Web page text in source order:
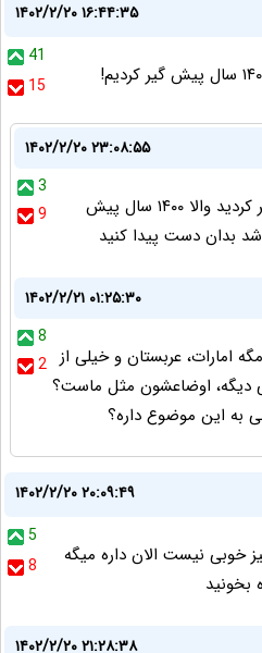
۱۴۰۲/۲/۲۰ ۱۶:۴۴:۳۵
41
15
۱۴۰۲/۲/۲۰ ۲۳:۰۸:۵۵
3
9
شما در ۳۰۰۰ سال پیش گیر کردید والا ۱۴۰۰ سال پیش
بدان دست پیدا کنید
۱۴۰۲/۲/۲۱ ۰۱:۲۵:۳۰
8
2 امارات، عربستان و خیلی از
دیگه، اوضاعشون مثل ماست؟
این موضوع داره؟
۱۴۰۲/۲/۲۰ ۲۰:۰۹:۴۹
5
8
خوبی نیست الان داره میگه
بخونید
۱۴۰۲/۲/۲۰ ۲۱:۲۸:۳۸